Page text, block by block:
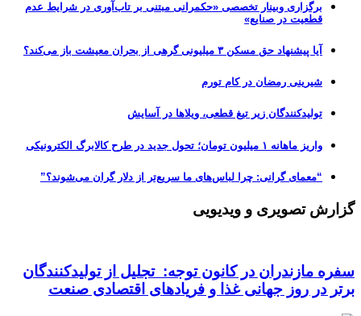
برگزاری وبینار تخصصی «حکمرانی مبتنی بر تاب‌آوری در شرایط عدم
قطعیت در صنایع»
آیا پیشنهاد حق مسکن ۳ میلیونی گرهی از بحران معیشت باز می‌کند؟
شیرینی رمضان در کام تورم
تولیدکنندگان زیر تیغ قطعی، ویلاها در آسایش
واریز ماهانه ۱ میلیون تومان؛ تحول جدید در طرح کالابرگ الکترونیکی
“معمای گرانی: چرا لباس‌های ما سریع‌تر از دلار گران می‌شوند؟”
گزارش تصویری و ویدیویی
سفره مازندران در کانون توجه: تجلیل از تولیدکنندگان
برتر در روز جهانی غذا و فریادهای اقتصادی صنعت